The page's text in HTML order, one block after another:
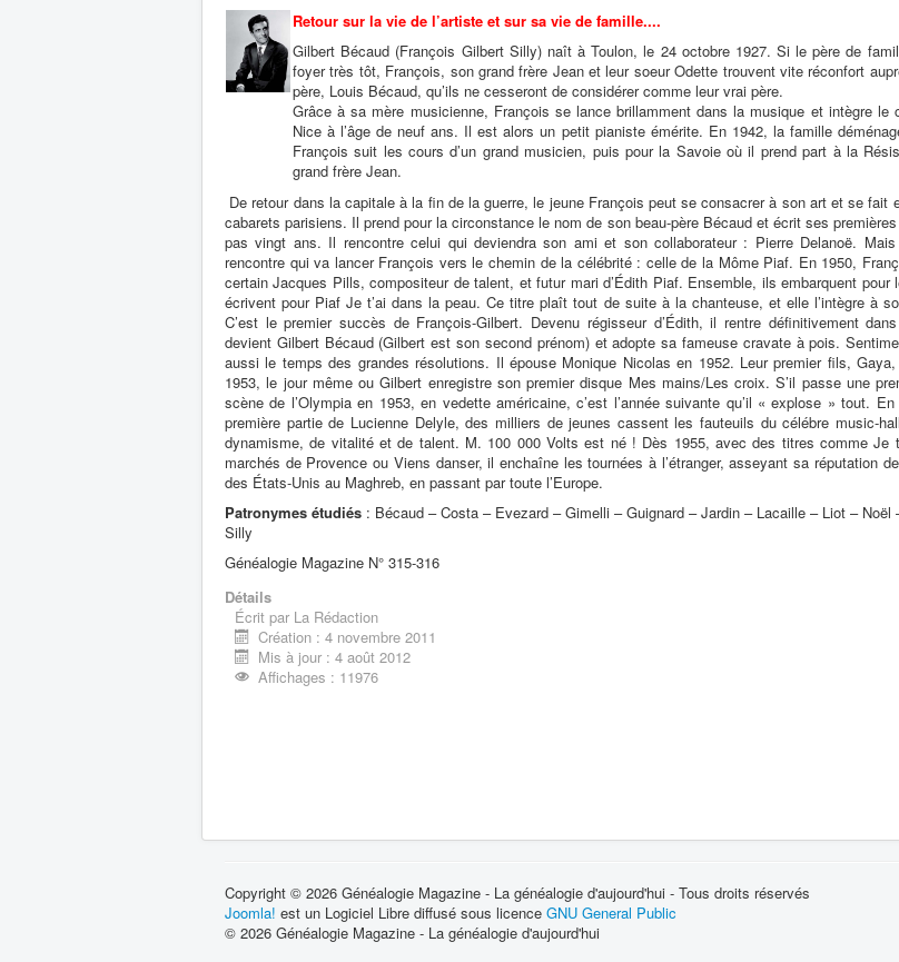
Retour sur la vie de l’artiste et sur sa vie de famille....
Gilbert Bécaud (François Gilbert Silly) naît à Toulon, le 24 octobre 1927. Si le père de
foyer très tôt, François, son grand frère Jean et leur soeur Odette trouvent vite réconfort
père, Louis Bécaud, qu’ils ne cesseront de considérer comme leur vrai père.
Grâce à sa mère musicienne, François se lance brillamment dans la musique et intègre le
Nice à l’âge de neuf ans. Il est alors un petit pianiste émérite. En 1942, la famille
François suit les cours d’un grand musicien, puis pour la Savoie où il prend part à la
grand frère Jean.
De retour dans la capitale à la fin de la guerre, le jeune François peut se consacrer à son art et se fait
cabarets parisiens. Il prend pour la circonstance le nom de son beau-père Bécaud et écrit ses
pas vingt ans. Il rencontre celui qui deviendra son ami et son collaborateur : Pierre Delanoë. Mais
rencontre qui va lancer François vers le chemin de la célébrité : celle de la Môme Piaf. En 1950,
certain Jacques Pills, compositeur de talent, et futur mari d’Édith Piaf. Ensemble, ils embarquent pour
écrivent pour Piaf Je t’ai dans la peau. Ce titre plaît tout de suite à la chanteuse, et elle l’intègre à
C’est le premier succès de François-Gilbert. Devenu régisseur d’Édith, il rentre définitivement
devient Gilbert Bécaud (Gilbert est son second prénom) et adopte sa fameuse cravate à pois.
aussi le temps des grandes résolutions. Il épouse Monique Nicolas en 1952. Leur premier fils,
1953, le jour même ou Gilbert enregistre son premier disque Mes mains/Les croix. S’il passe une
scène de l’Olympia en 1953, en vedette américaine, c’est l’année suivante qu’il « explose » tout.
première partie de Lucienne Delyle, des milliers de jeunes cassent les fauteuils du célébre music-
dynamisme, de vitalité et de talent. M. 100 000 Volts est né ! Dès 1955, avec des titres comme Je
marchés de Provence ou Viens danser, il enchaîne les tournées à l’étranger, asseyant sa réputation
des États-Unis au Maghreb, en passant par toute l’Europe.
Patronymes étudiés : Bécaud – Costa – Evezard – Gimelli – Guignard – Jardin – Lacaille – Liot – Noël
Silly
Généalogie Magazine N° 315-316
Détails
Écrit par La Rédaction
Création : 4 novembre 2011
Mis à jour : 4 août 2012
Affichages : 11976
Copyright © 2026 Généalogie Magazine - La généalogie d'aujourd'hui - Tous droits réservés
Joomla! est un Logiciel Libre diffusé sous licence GNU General Public
© 2026 Généalogie Magazine - La généalogie d'aujourd'hui